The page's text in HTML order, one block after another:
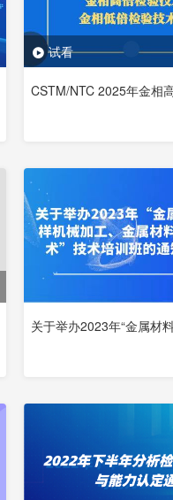
试看